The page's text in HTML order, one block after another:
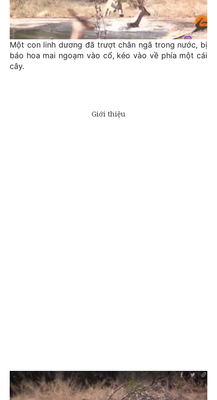
Một con linh dương đã trượt chân ngã trong nước, bị
báo hoa mai ngoạm vào cổ, kéo vào về phía một cái
cây.